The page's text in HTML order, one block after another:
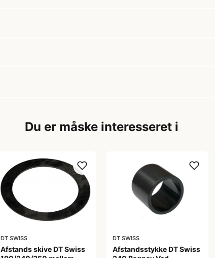
Du er måske interesseret i
DT SWISS
Afstands skive DT Swiss
DT SWISS
Afstandsstykke DT Swiss